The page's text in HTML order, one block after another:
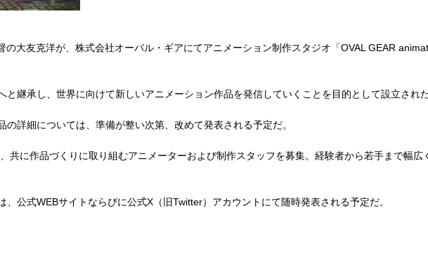
大友克洋が、株式会社オーバル・ギアにてアニメーション制作スタジオ「OVAL GEAR
継承し、世界に向けて新しいアニメーション作品を発信していくことを目的として設立された
詳細については、準備が整い次第、改めて発表される予定だ。
共に作品づくりに取り組むアニメーターおよび制作スタッフを募集。経験者から若手まで幅
公式WEBサイトならびに公式X（旧Twitter）アカウントにて随時発表される予定だ。